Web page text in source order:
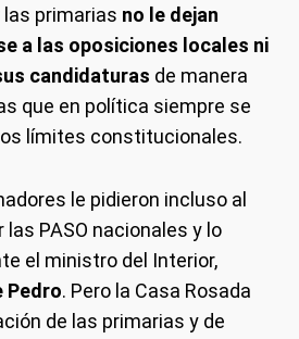
primarias no le dejan
a las oposiciones locales ni
candidaturas de manera
que en política siempre se
límites constitucionales.
le pidieron incluso al
PASO nacionales y lo
el ministro del Interior,
Pedro. Pero la Casa Rosada
de las primarias y de